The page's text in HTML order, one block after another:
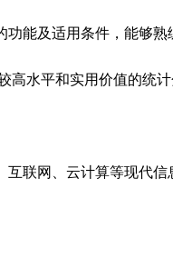
功能及适用条件，能够
高水平和实用价值的统
互联网、云计算等现代